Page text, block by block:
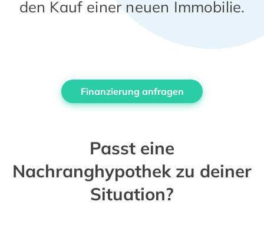
den Kauf einer neuen Immobilie.
Finanzierung anfragen
Passt eine
Nachranghypothek zu deiner
Situation?